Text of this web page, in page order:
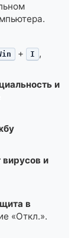
+ I ,
и
и
в
«Откл.».